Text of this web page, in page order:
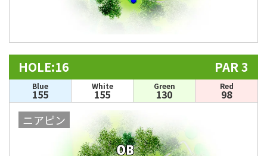
HOLE:16 PAR 3
Blue
155
White
155
Green
130
Red
98
ニアピン